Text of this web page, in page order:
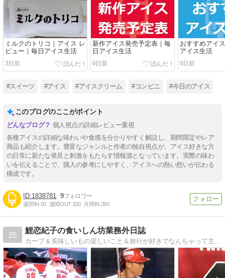
ミルクのトリコ｜アイス レ
ビュー｜毎日アイス生活
3日前
新作アイス発売予定表｜毎
日アイス生活
6日前
おすすめアイ
アイス生活
6日前
#スイーツ #アイス #アイスクリーム #コンビニ #今日のアイス
このブログのここがポイント
個人視点の詳細レビュー重視
各種アイスの詳細な味わいや食感を分かりやすく解説し、期間限定やレア
商品も紹介します。豊富なジャンルと作者の独自視点が、アイス好きな方
の日常に新たな発見と刺激をもたらす情報源となっています。実際の味わ
いを伝えることで、購入の参考にしやすく、アイスへの熱い想いが伝わる
構成です。
1838781 9
週間IN:50 週間OUT:150 月間IN:280
25
鯉恋紀子の食いしん坊業務外日誌